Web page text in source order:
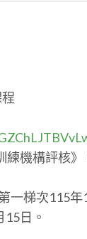
機構評核》
梯次115年
日。